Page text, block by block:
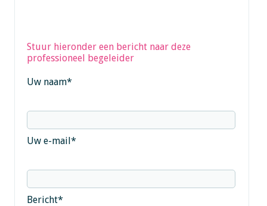
Stuur hieronder een bericht naar deze
professioneel begeleider
Uw naam*
Uw e-mail*
Bericht*